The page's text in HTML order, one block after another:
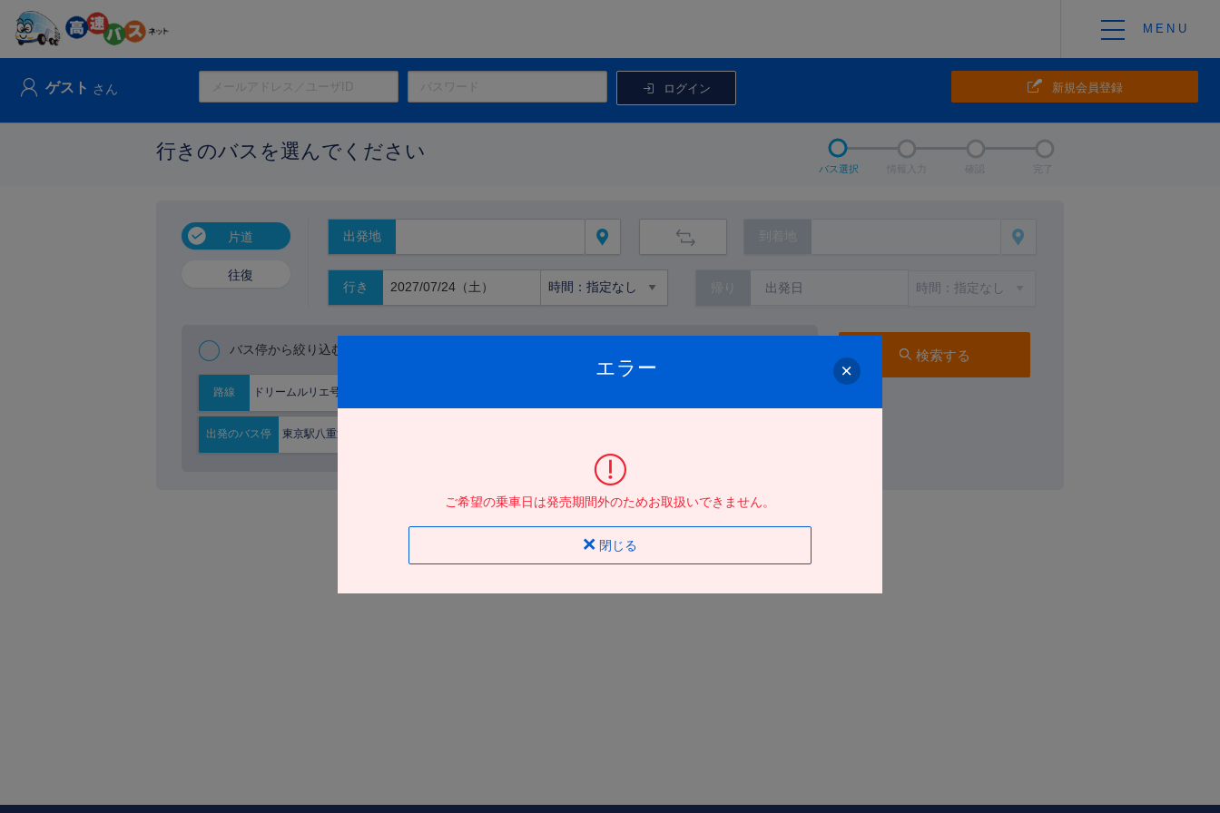
ゲスト さん ログイン 新規会員登録
行きのバスを選んでください
バス選択 確認 完了
片道
往復
出発地 到着地
行き
バス停から絞り込む
路線 ドリームルリエ号
出発のバス停 東京駅八重洲南口
検索する
エラー
ご希望の乗車日は発売期間外のためお取扱いできません。
閉じる